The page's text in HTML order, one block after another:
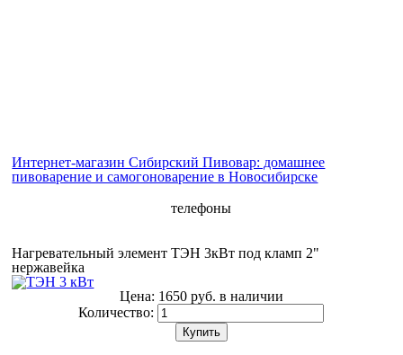
Интернет-магазин Сибирский Пивовар: домашнее
пивоварение и самогоноварение в Новосибирске
телефоны
Нагревательный элемент ТЭН 3кВт под кламп 2"
нержавейка
Цена: 1650 руб. в наличии
Количество:
Купить